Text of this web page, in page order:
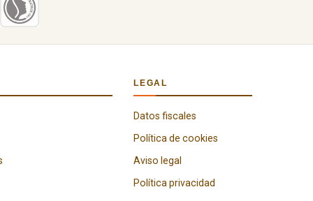
LEGAL
Datos fiscales
Política de cookies
Aviso legal
Política privacidad